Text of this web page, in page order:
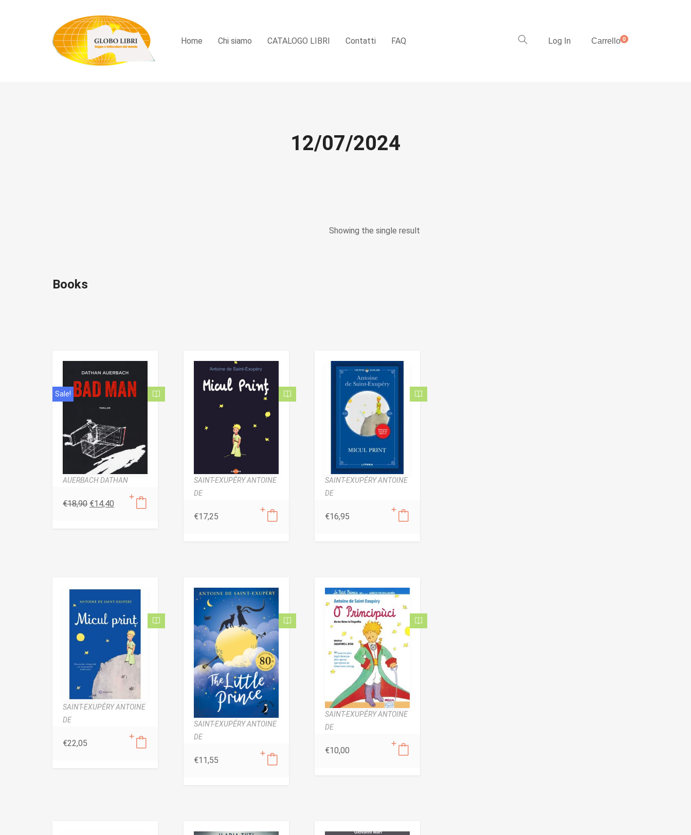
Home Chi siamo CATALOGO LIBRI Contatti FAQ Log In Carrello0
12/07/2024
Showing the single result
Books
Sale!
AUERBACH DATHAN
€18,90 €14,40
SAINT-EXUPÉRY ANTOINE
DE
€17,25
SAINT-EXUPÉRY ANTOINE
DE
€16,95
SAINT-EXUPÉRY ANTOINE
DE
€22,05
SAINT-EXUPÉRY ANTOINE
DE
€11,55
SAINT-EXUPÉRY ANTOINE
DE
€10,00